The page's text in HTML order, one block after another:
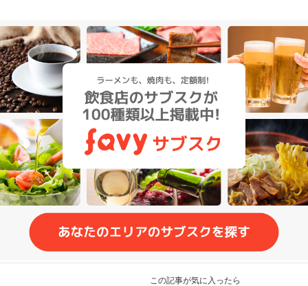
この記事が気に入ったら